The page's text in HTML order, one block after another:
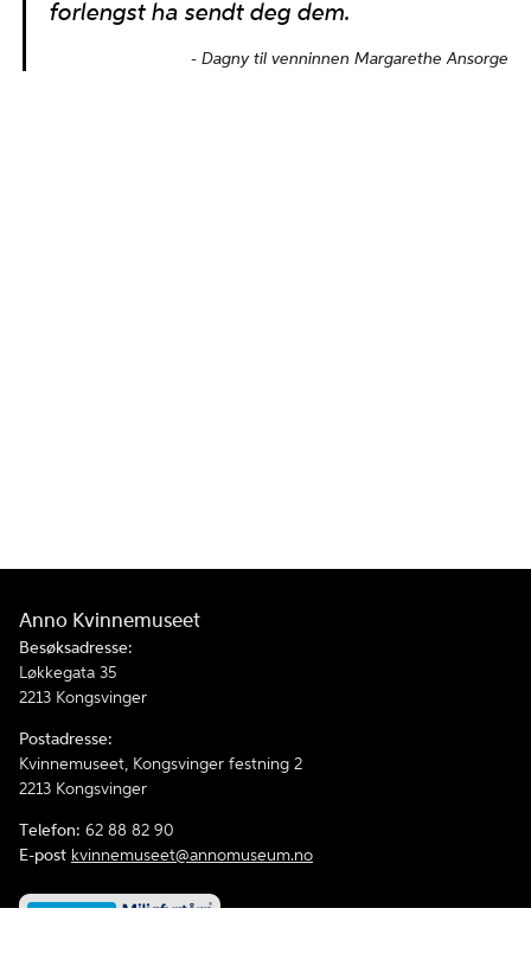
forlengst ha sendt deg dem.
Dagny til venninnen Margarethe Ansorge
Anno Kvinnemuseet
Besøksadresse:
Løkkegata 35
2213 Kongsvinger
Postadresse:
Kvinnemuseet, Kongsvinger festning 2
2213 Kongsvinger
Telefon: 62 88 82 90
E-post kvinnemuseet@annomuseum.no